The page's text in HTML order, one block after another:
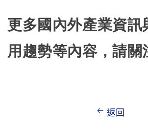
更多國內外產業資訊
用趨勢等內容，請關
返回